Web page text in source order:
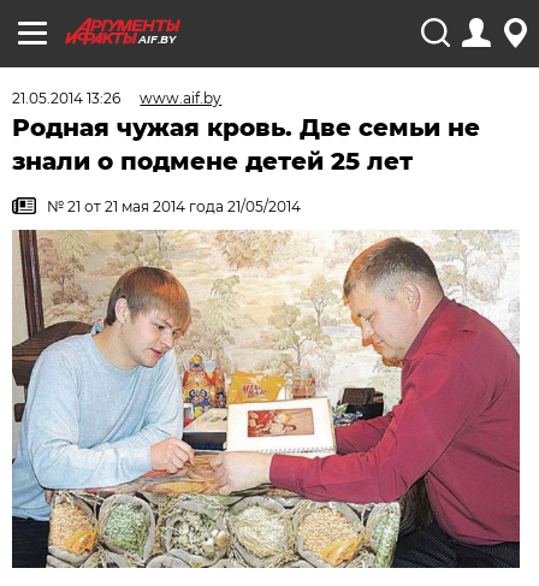
AIF.BY
21.05.2014 13:26 www.aif.by
Родная чужая кровь. Две семьи не
знали о подмене детей 25 лет
№ 21 от 21 мая 2014 года 21/05/2014